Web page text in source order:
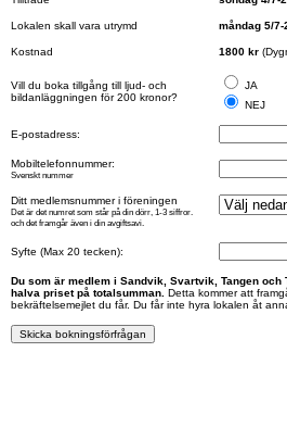
Lokalen skall vara utrymd måndag 5/
Kostnad 1800 kr
Vill du boka tillgång till ljud- och
bildanläggningen för 200 kronor?
JA
NEJ
E-postadress:
Mobiltelefonnummer:
Svenskt nummer
Ditt medlemsnummer i föreningen
Det är det numret som står på din dörr, 1-3 siffror.
och det framgår även i din avgiftsavi.
Syfte (Max 20 tecken):
Du som är medlem i Sandvik, Svartvik, Tangen och
halva priset på totalsumman. Detta kommer att
bekräftelsemejlet du får. Du får inte hyra lokalen åt